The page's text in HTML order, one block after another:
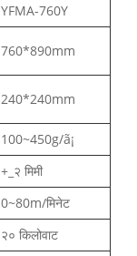
YFMA-760Y
760*890mm
240*240mm
100~450g/ã¡
+_२ मिमी
0~80m/मिनेट
२० किलोवाट